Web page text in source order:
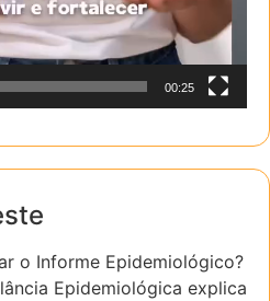
00:25
o Informe Epidemiológico?
Epidemiológica explica